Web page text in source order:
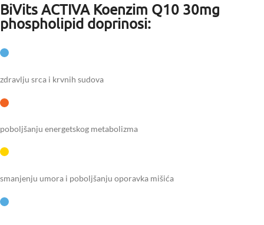
BiVits ACTIVA Koenzim Q10 30mg
phospholipid doprinosi:
zdravlju srca i krvnih sudova
poboljšanju energetskog metabolizma
smanjenju umora i poboljšanju oporavka mišića